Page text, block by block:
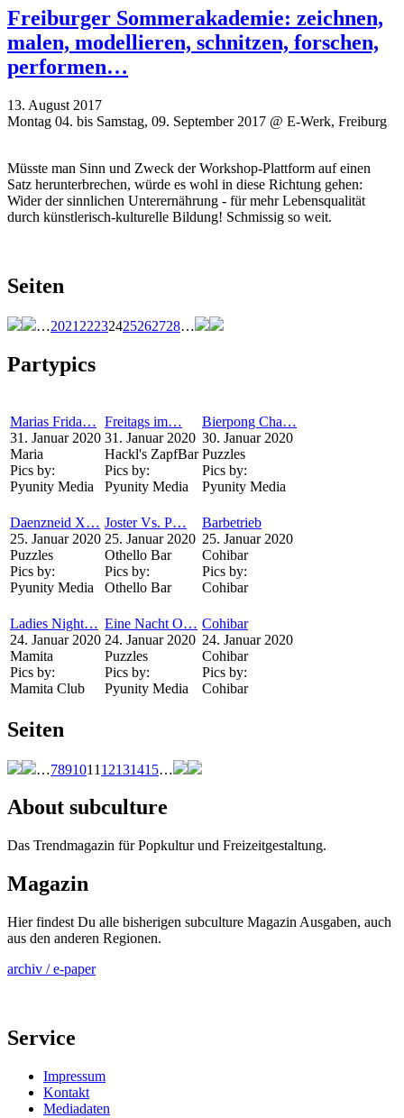
Freiburger Sommerakademie: zeichnen,
malen, modellieren, schnitzen, forschen,
performen…
13. August 2017
Montag 04. bis Samstag, 09. September 2017 @ E-Werk, Freiburg
Müsste man Sinn und Zweck der Workshop-Plattform auf einen
Satz herunterbrechen, würde es wohl in diese Richtung gehen:
Wider der sinnlichen Unterernährung - für mehr Lebensqualität
durch künstlerisch-kulturelle Bildung! Schmissig so weit.
Seiten
…2021 22232425262728…
Partypics
Marias Frida…
31. Januar 2020
Maria
Pics by:
Pyunity Media
Freitags im…
31. Januar 2020
Hackl's ZapfBar
Pics by:
Pyunity Media
Bierpong Cha…
30. Januar 2020
Puzzles
Pics by:
Pyunity Media
Daenzneid X…
25. Januar 2020
Puzzles
Pics by:
Pyunity Media
Joster Vs. P…
25. Januar 2020
Othello Bar
Pics by:
Othello Bar
Barbetrieb
25. Januar 2020
Cohibar
Pics by:
Cohibar
Ladies Night…
24. Januar 2020
Mamita
Pics by:
Mamita Club
Eine Nacht O…
24. Januar 2020
Puzzles
Pics by:
Pyunity Media
Cohibar
24. Januar 2020
Cohibar
Pics by:
Cohibar
Seiten
…7891011 12131415…
About subculture
Das Trendmagazin für Popkultur und Freizeitgestaltung.
Magazin
Hier findest Du alle bisherigen subculture Magazin Ausgaben, auch
aus den anderen Regionen.
archiv / e-paper
Service
Impressum
Kontakt
Mediadaten